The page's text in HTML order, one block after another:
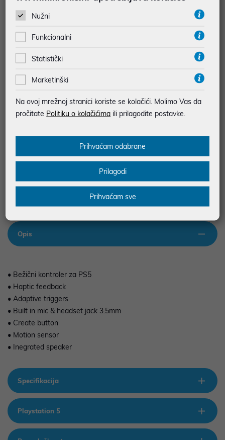
JAMSTVO 24 MJ.
BESPLATNA DOSTAVA ZA NARUDŽBE IZNAD 66,36€
Podaci uz artikle su prezentirani u dobroj namjeri. Mikronis d.o.o. ne
odgovara za eventualne pogreške nastale u opisu proizvoda, greške
prilikom štampanja te promjene u dostupnosti i cijene. Slike artikala su
ilustrativne prirode te ne moraju u potpunosti odgovarati artiklima. Za sve
eventualne nejasnoće možete nas kontaktirati na
web-prodaja@mikronis.hr
Opis
• Bežični kontroler za PS5
• Haptic feedback
• Adaptive triggers
• Built in mic & headset jack 3.5mm
• Create button
• Motion sensor
• Inegrated speaker
Specifikacija
Playstation 5
Nužni
Funkcionalni
Statistički
Marketinški
Na ovoj mrežnoj stranici koriste se kolačići. Molimo Vas da
pročitate Politiku o kolačićima ili prilagodite postavke.
Prihvaćam odabrane
Prilagodi
Prihvaćam sve